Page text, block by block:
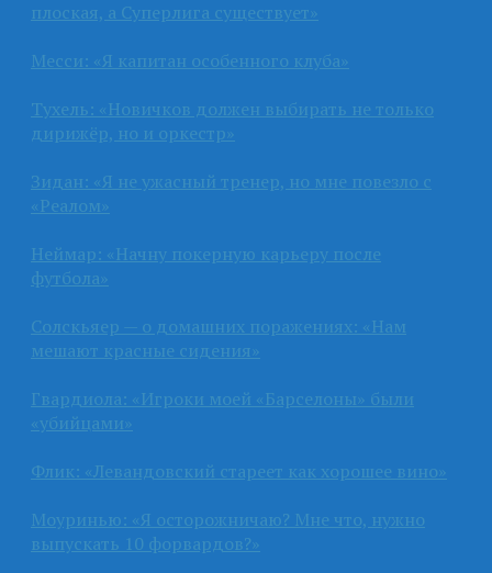
плоская, а Суперлига существует»
Месси: «Я капитан особенного клуба»
Тухель: «Новичков должен выбирать не только
дирижёр, но и оркестр»
Зидан: «Я не ужасный тренер, но мне повезло с
«Реалом»
Неймар: «Начну покерную карьеру после
футбола»
Солскьяер — о домашних поражениях: «Нам
мешают красные сидения»
Гвардиола: «Игроки моей «Барселоны» были
«убийцами»
Флик: «Левандовский стареет как хорошее вино»
Моуринью: «Я осторожничаю? Мне что, нужно
выпускать 10 форвардов?»